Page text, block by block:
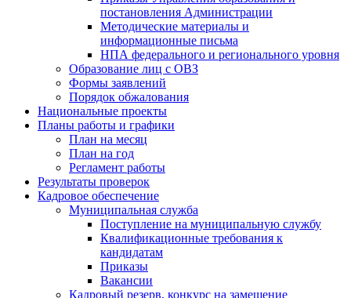
постановления Администрации
Методические материалы и
информационные письма
НПА федерального и регионального уровня
Образование лиц с ОВЗ
Формы заявлений
Порядок обжалования
Национальные проекты
Планы работы и графики
План на месяц
План на год
Регламент работы
Результаты проверок
Кадровое обеспечение
Муниципальная служба
Поступление на муниципальную службу
Квалификационные требования к
кандидатам
Приказы
Вакансии
Кадровый резерв, конкурс на замещение